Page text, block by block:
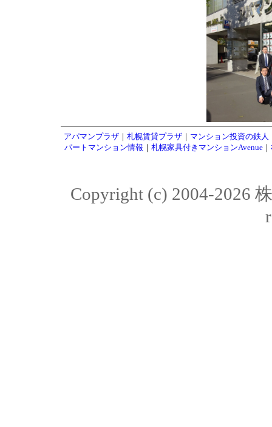
アパマンプラザ ｜ 札幌賃貸プラザ ｜ マンション投資の鉄人
パートマンション情報 ｜ 札幌家具付きマンションAvenue｜
Copyright (c) 2004-2026